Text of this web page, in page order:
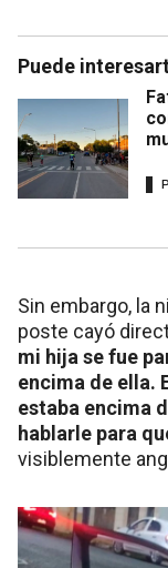
Puede
Sin embargo, la
poste cayó
mi hija se fue
encima de ella.
estaba encima
hablarle para
visiblemente